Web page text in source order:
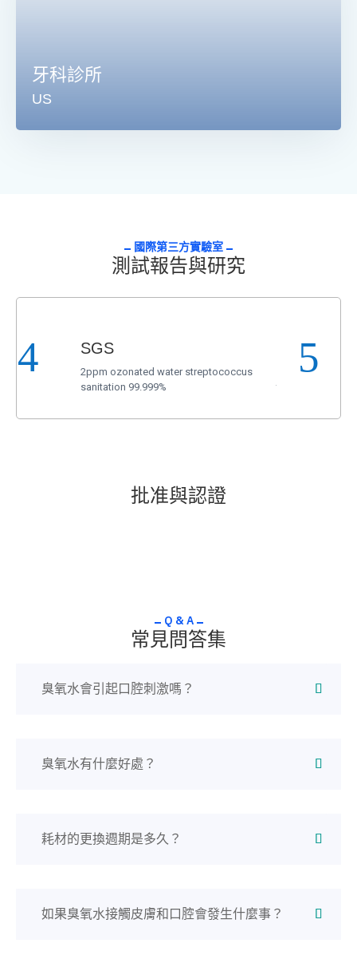
牙科診所
US
國際第三方實驗室
測試報告與研究
SGS
2ppm ozonated water streptococcus
sanitation 99.999%
SGS
2ppm ozonated
批准與認證
Q & A
常見問答​​集
臭氧水會引起口腔刺激嗎？
臭氧水有什麼好處？
耗材的更換週期是多久？
如果臭氧水接觸皮膚和口腔會發生什麼事？